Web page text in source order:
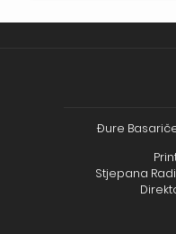
Đure
Stjepana